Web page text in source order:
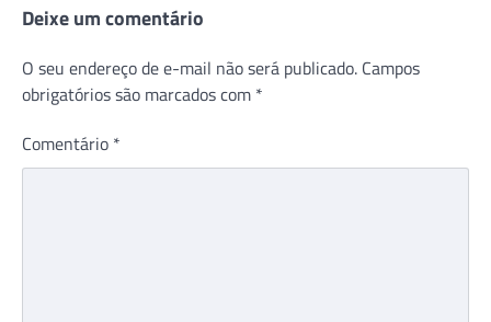
Deixe um comentário
O seu endereço de e-mail não será publicado. Campos
obrigatórios são marcados com *
Comentário *